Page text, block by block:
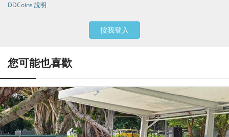
DDCoins 說明
按我登入
您可能也喜歡